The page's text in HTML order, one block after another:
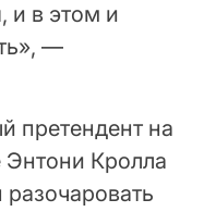
и в этом и
—
претендент на
Энтони Кролла